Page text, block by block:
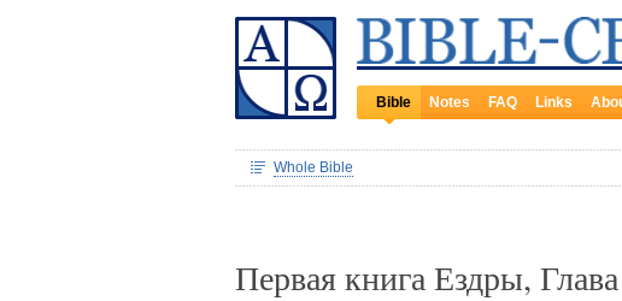
Bible Notes FAQ Links
Whole Bible
Первая книга Ездры, Глава